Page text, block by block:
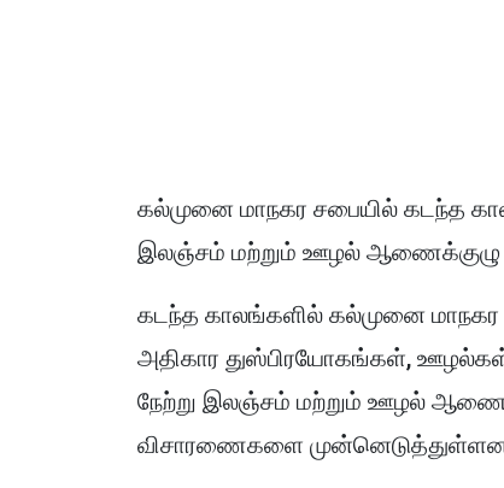
கல்முனை மாநகர சபையில் கடந்த
இலஞ்சம் மற்றும் ஊழல் ஆணைக்குழு
கடந்த காலங்களில் கல்முனை மாநகர
அதிகார துஸ்பிரயோகங்கள்,
நேற்று இலஞ்சம் மற்றும் ஊழல்
விசாரணைகளை